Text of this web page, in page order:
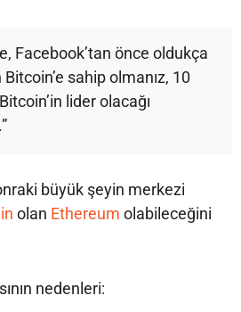
Facebook’tan önce oldukça
sahip olmanız, 10
lider olacağı
büyük şeyin merkezi
olan Ethereum olabileceğini
nedenleri: